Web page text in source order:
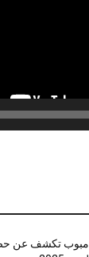
مبوب تكشف عن